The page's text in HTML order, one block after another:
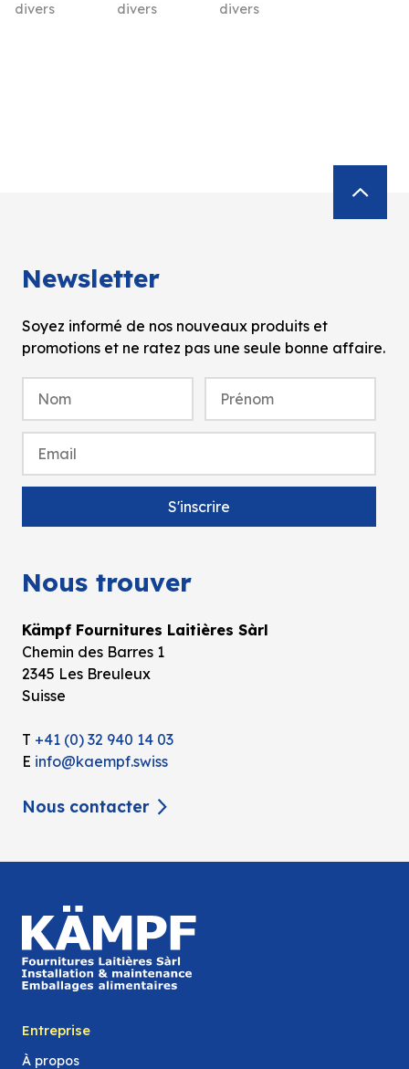
divers
divers
divers
Newsletter
Soyez informé de nos nouveaux produits et
promotions et ne ratez pas une seule bonne affaire.
Nous trouver
Kämpf Fournitures Laitières Sàrl
Chemin des Barres 1
2345 Les Breuleux
Suisse
T +41 (0) 32 940 14 03
E info@kaempf.swiss
Nous contacter
Entreprise
À propos